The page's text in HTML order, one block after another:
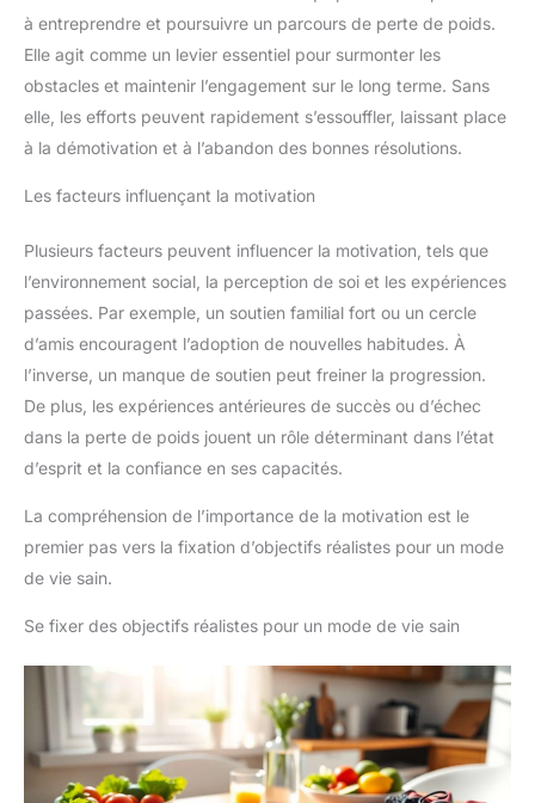
à entreprendre et poursuivre un parcours de perte de poids.
Elle agit comme un levier essentiel pour surmonter les
obstacles et maintenir l’engagement sur le long terme. Sans
elle, les efforts peuvent rapidement s’essouffler, laissant place
à la démotivation et à l’abandon des bonnes résolutions.
Les facteurs influençant la motivation
Plusieurs facteurs peuvent influencer la motivation, tels que
l’environnement social, la perception de soi et les expériences
passées. Par exemple, un soutien familial fort ou un cercle
d’amis encouragent l’adoption de nouvelles habitudes. À
l’inverse, un manque de soutien peut freiner la progression.
De plus, les expériences antérieures de succès ou d’échec
dans la perte de poids jouent un rôle déterminant dans l’état
d’esprit et la confiance en ses capacités.
La compréhension de l’importance de la motivation est le
premier pas vers la fixation d’objectifs réalistes pour un mode
de vie sain.
Se fixer des objectifs réalistes pour un mode de vie sain